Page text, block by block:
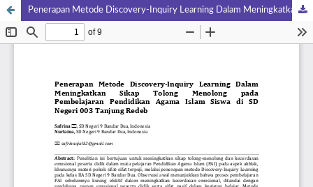
Penerapan Metode Discovery-Inquiry Learning Dalam Meningkatkan Sikap Tolong Menolong pada Pembelajaran Pendidikan Agama Islam Siswa di SD Negeri 003 Tanjung Redeb